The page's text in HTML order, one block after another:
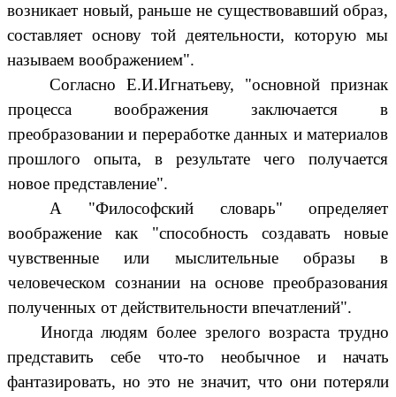
возникает новый, раньше не существовавший образ,
составляет основу той деятельности, которую мы
называем воображением".
Согласно Е.И.Игнатьеву, "основной признак
процесса воображения заключается в
преобразовании и переработке данных и материалов
прошлого опыта, в результате чего получается
новое представление".
А "Философский словарь" определяет
воображение как "способность создавать новые
чувственные или мыслительные образы в
человеческом сознании на основе преобразования
полученных от действительности впечатлений".
Иногда людям более зрелого возраста трудно
представить себе что-то необычное и начать
фантазировать, но это не значит, что они потеряли